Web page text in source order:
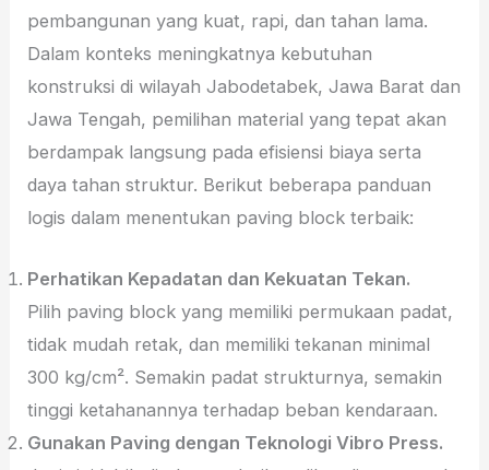
pembangunan yang kuat, rapi, dan tahan lama.
Dalam konteks meningkatnya kebutuhan
konstruksi di wilayah Jabodetabek, Jawa Barat dan
Jawa Tengah, pemilihan material yang tepat akan
berdampak langsung pada efisiensi biaya serta
daya tahan struktur. Berikut beberapa panduan
logis dalam menentukan paving block terbaik:
Perhatikan Kepadatan dan Kekuatan Tekan.
Pilih paving block yang memiliki permukaan padat,
tidak mudah retak, dan memiliki tekanan minimal
300 kg/cm². Semakin padat strukturnya, semakin
tinggi ketahanannya terhadap beban kendaraan.
Gunakan Paving dengan Teknologi Vibro Press.